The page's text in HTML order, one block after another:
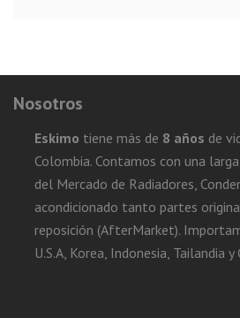
Nosotros
Eskimo tiene más de 8 años de
Colombia. Contamos con una
del Mercado de Radiadores,
acondicionado tanto partes
reposición (AfterMarket).
U.S.A, Korea, Indonesia, Tailandia y